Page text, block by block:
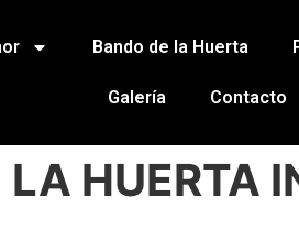
Bando de la Huerta
Galería Contacto
LA HUERTA